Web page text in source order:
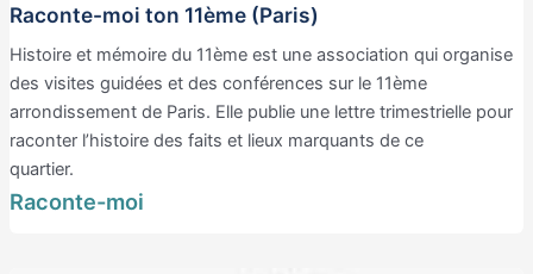
Raconte-moi ton 11ème (Paris)
Histoire et mémoire du 11ème est une association qui organise
des visites guidées et des conférences sur le 11ème
arrondissement de Paris. Elle publie une lettre trimestrielle pour
raconter l’histoire des faits et lieux marquants de ce
quartier.
Raconte-moi